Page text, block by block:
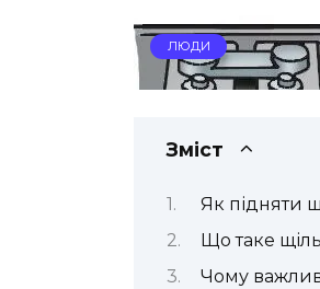
ЛЮДИ
Зміст
Як підняти
Що таке
Чому